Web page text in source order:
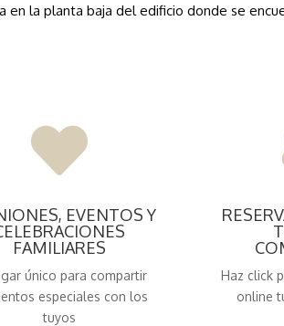
en la planta baja del edificio donde se

EVENTOS Y
FAMILIARES
único para compartir
especiales con los
tuyos
Haz click
online